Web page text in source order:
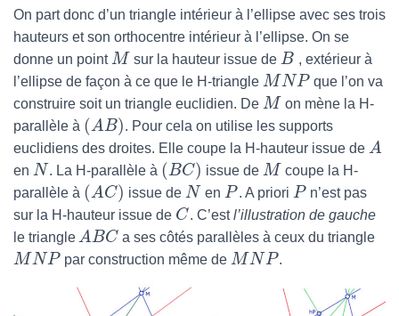
On part donc d’un triangle intérieur à l’ellipse avec ses trois
hauteurs et son orthocentre intérieur à l’ellipse. On se
donne un pointM sur la hauteur issue de B , extérieur à
l’ellipse de façon à ce que le H-triangle MNP que l’on va
construire soit un triangle euclidien. De M on mène la H-
parallèle à (AB). Pour cela on utilise les supports
euclidiens des droites. Elle coupe la H-hauteur issue de A
en N . La H-parallèle à (BC) issue de M coupe la H-
parallèle à (AC) issue de N en P . A priori P n’est pas
sur la H-hauteur issue de C. C’estl’illustration de gauche
le triangleABC a ses côtés parallèles à ceux du triangle
MNP par construction même de MNP.